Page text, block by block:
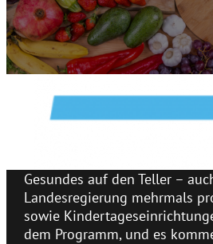
Gesundes auf den Teller –
Landesregierung mehrmals
sowie
dem Programm, und es